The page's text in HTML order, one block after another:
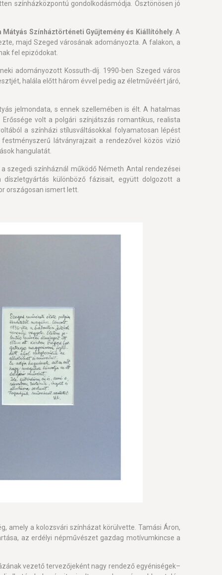
színházközpontú gondolkodásmódja. Ösztönösen jó
Mátyás Színháztörténeti Gyűjtemény és Kiállítóhely. A
majd Szeged városának adományozta. A falakon, a
fel epizódokat.
adományozott Kossuth-díj. 1990-ben Szeged város
halála előtt három évvel pedig az életművéért járó,
jelmondata, s ennek szellemében is élt. A hatalmas
volt a polgári színjátszás romantikus, realista
a színházi stílusváltásokkal folyamatosan lépést
látványrajzait a rendezővel közös vízió
hangulatát.
szegedi színháznál működő Németh Antal rendezései
különböző fázisait, együtt dolgozott a
országosan ismert lett.
amely a kolozsvári színházat körülvette. Tamási Áron,
az erdélyi népművészet gazdag motívumkincse a
vezető tervezőjeként nagy rendező egyéniségek–